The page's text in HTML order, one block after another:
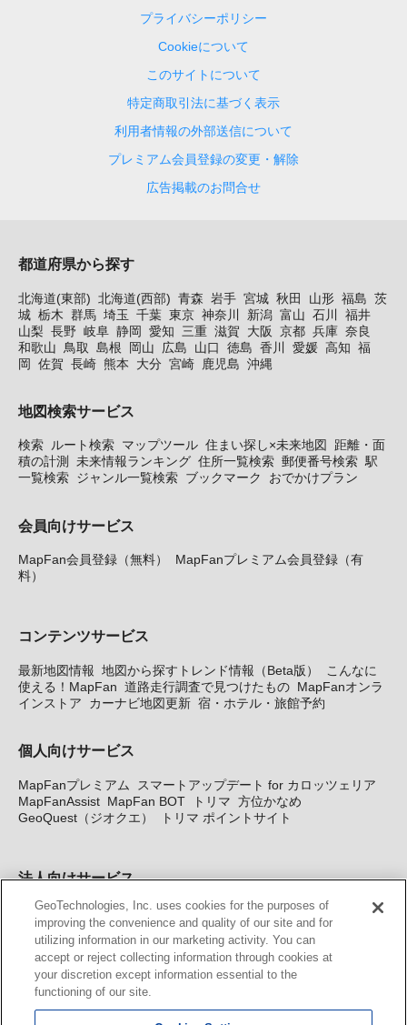
プライバシーポリシー
Cookieについて
このサイトについて
特定商取引法に基づく表示
利用者情報の外部送信について
プレミアム会員登録の変更・解除
広告掲載のお問合せ
都道府県から探す
北海道(東部) 北海道(西部) 青森 岩手 宮城 秋田 山形 福島 茨
城 栃木 群馬 埼玉 千葉 東京 神奈川 新潟 富山 石川
福井
山梨 長野 岐阜 静岡 愛知 三重 滋賀 大阪 京都 兵庫 奈良
和歌山
鳥取 島根 岡山 広島 山口 徳島 香川 愛媛 高知 福
岡 佐賀 長崎 熊本 大分 宮崎 鹿児島 沖縄
地図検索サービス
検索 ルート検索 マップツール 住まい探し×未来地図
距離・面
積の計測
未来情報ランキング 住所一覧検索 郵便番号検索 駅
一覧検索 ジャンル一覧検索 ブックマーク おでかけプラン
会員向けサービス
MapFan会員登録（無料）
MapFanプレミアム会員登録（有
料）
コンテンツサービス
最新地図情報 地図から探すトレンド情報（Beta版）
こんなに
使える！MapFan 道路走行調査で見つけたもの MapFanオンラ
インストア
カーナビ地図更新 宿・ホテル・旅館予約
個人向けサービス
MapFanプレミアム
スマートアップデート for カロッツェリア
MapFanAssist MapFan BOT トリマ 方位かなめ
GeoQuest（ジオクエ）
トリマ ポイントサイト
法人向けサービス
法人向け地図・位置情報サービス WEBサイト・システム向け地
図API Windows PC向け地図開発キット MapFan DB 住所確認
サービス
MAP WORLD+ トリマ広告 Geo-Research
カーナビ地図更新サービス
GeoTechnologies, Inc. uses cookies for the purposes of
improving the convenience and quality of our site and for
utilizing information in our marketing activity. You can
accept or reject collecting information through cookies at
your discretion except information essential to the
functioning of our site.